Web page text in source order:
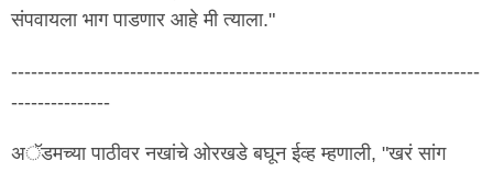
संपवायला भाग पाडणार आहे मी त्याला."
-----------------------------------------------------------------------
---------------
अॅडमच्या पाठीवर नखांचे ओरखडे बघून ईव्ह म्हणाली, "खरं सांग